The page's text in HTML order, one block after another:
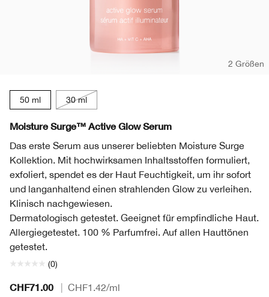
2 Größen
50 ml 30 ml
Moisture Surge™ Active Glow Serum
Das erste Serum aus unserer beliebten Moisture Surge
Kollektion. Mit hochwirksamen Inhaltsstoffen formuliert,
exfoliert, spendet es der Haut Feuchtigkeit, um ihr sofort
und langanhaltend einen strahlenden Glow zu verleihen.
Klinisch nachgewiesen.
Dermatologisch getestet. Geeignet für empfindliche Haut.
Allergiegetestet. 100 % Parfumfrei. Auf allen Hauttönen
getestet.
(0)
CHF71.00 CHF1.42/ml